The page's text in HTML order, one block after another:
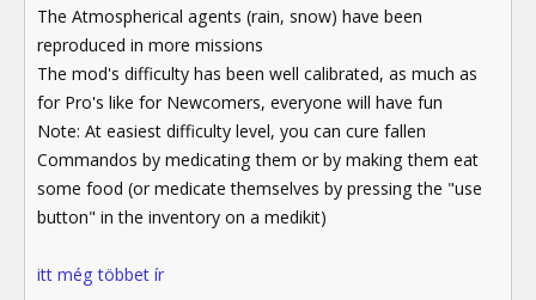
The Atmospherical agents (rain, snow) have been
reproduced in more missions
The mod's difficulty has been well calibrated, as much as
for Pro's like for Newcomers, everyone will have fun
Note: At easiest difficulty level, you can cure fallen
Commandos by medicating them or by making them eat
some food (or medicate themselves by pressing the "use
button" in the inventory on a medikit)
itt még többet ír